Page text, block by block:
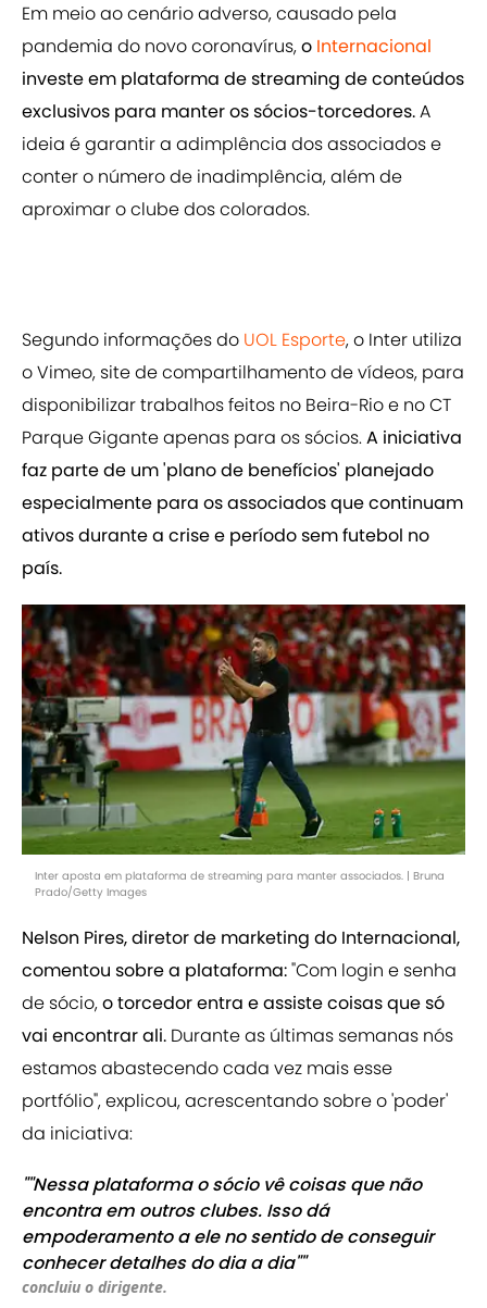
Em meio ao cenário adverso, causado pela
pandemia do novo coronavírus,o Internacional
investe em plataforma de streaming de conteúdos
exclusivos para manter os sócios-torcedores.A
ideia é garantir a adimplência dos associados e
conter o número de inadimplência, além de
aproximar o clube dos colorados.
Segundo informações do UOL Esporte, o Inter utiliza
o Vimeo, site de compartilhamento de vídeos, para
disponibilizar trabalhos feitos no Beira-Rio e no CT
Parque Gigante apenas para os sócios.A iniciativa
faz parte de um 'plano de benefícios' planejado
especialmente para os associados que continuam
ativos durante a crise e período sem futebol no
país.
Inter aposta em plataforma de streaming para manter associados. | Bruna
Prado/Getty Images
Nelson Pires, diretor de marketing do Internacional,
comentou sobre a plataforma:"Com login e senha
de sócio,o torcedor entra e assiste coisas que só
vai encontrar ali. Durante as últimas semanas nós
estamos abastecendo cada vez mais esse
portfólio", explicou, acrescentando sobre o 'poder'
da iniciativa:
""Nessa plataforma o sócio vê coisas que não
encontra em outros clubes. Isso dá
empoderamento a ele no sentido de conseguir
conhecer detalhes do dia a dia""
concluiu o dirigente.